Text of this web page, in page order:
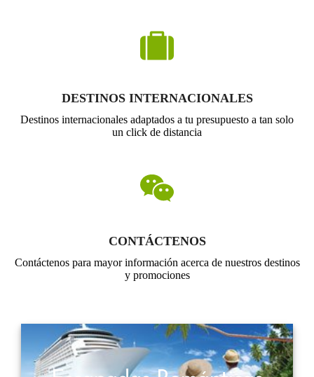
DESTINOS INTERNACIONALES
Destinos internacionales adaptados a tu presupuesto a tan solo
un click de distancia
CONTÁCTENOS
Contáctenos para mayor información acerca de nuestros destinos
y promociones